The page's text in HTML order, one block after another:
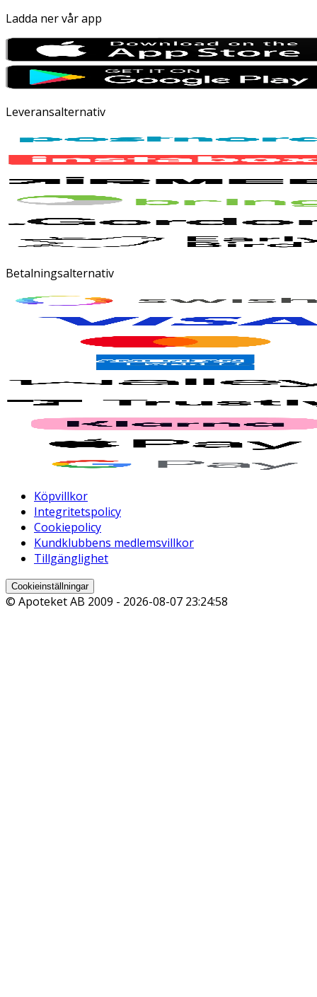
Ladda ner vår app
Leveransalternativ
Betalningsalternativ
Köpvillkor
Integritetspolicy
Cookiepolicy
Kundklubbens medlemsvillkor
Tillgänglighet
Cookieinställningar
© Apoteket AB 2009 - 2026-08-07 23:24:58